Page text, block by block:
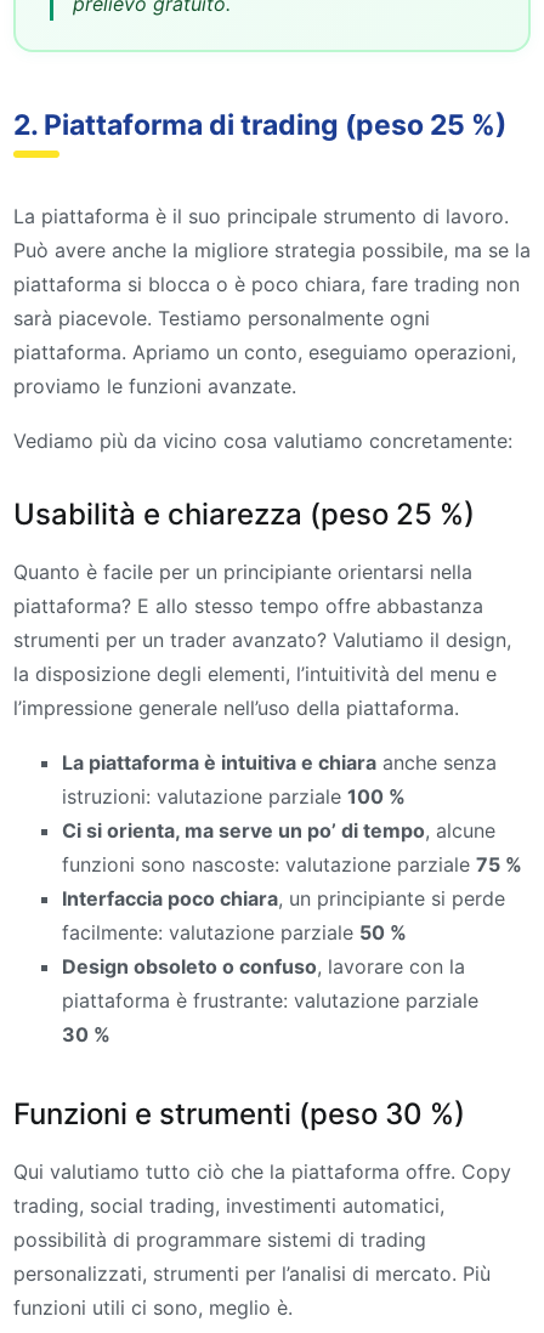
2. Piattaforma di trading (peso 25 %)
La piattaforma è il suo principale strumento di lavoro.
Può avere anche la migliore strategia possibile, ma se la
piattaforma si blocca o è poco chiara, fare trading non
sarà piacevole. Testiamo personalmente ogni
piattaforma. Apriamo un conto, eseguiamo operazioni,
proviamo le funzioni avanzate.
Vediamo più da vicino cosa valutiamo concretamente:
Usabilità e chiarezza (peso 25 %)
Quanto è facile per un principiante orientarsi nella
piattaforma? E allo stesso tempo offre abbastanza
strumenti per un trader avanzato? Valutiamo il design,
la disposizione degli elementi, l’intuitività del menu e
l’impressione generale nell’uso della piattaforma.
La piattaforma è intuitiva e chiara anche senza
istruzioni: valutazione parziale 100 %
Ci si orienta, ma serve un po’ di tempo, alcune
funzioni sono nascoste: valutazione parziale 75 %
Interfaccia poco chiara, un principiante si perde
facilmente: valutazione parziale 50 %
Design obsoleto o confuso, lavorare con la
piattaforma è frustrante: valutazione parziale
30 %
Funzioni e strumenti (peso 30 %)
Qui valutiamo tutto ciò che la piattaforma offre. Copy
trading, social trading, investimenti automatici,
possibilità di programmare sistemi di trading
personalizzati, strumenti per l’analisi di mercato. Più
funzioni utili ci sono, meglio è.